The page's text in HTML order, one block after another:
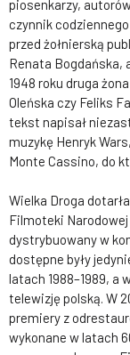
piosenkarzy,
czynnik
przed żołnierską
Renata Bogdańska,
1948 roku druga
Oleńska czy Feliks
tekst napisał
muzykę Henryk
Monte Cassino, do
Wielka Droga
Filmoteki Narodowej
dystrybuowany w
dostępne były
latach 1988–1989, a
telewizję polską. W
premiery z
wykonane w latach